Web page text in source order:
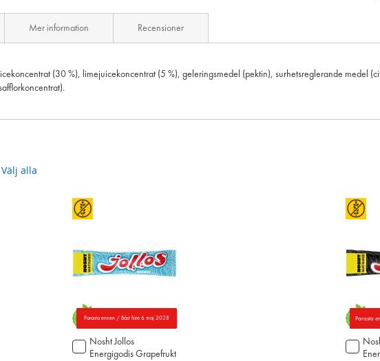
(30 %), limejuicekoncentrat (5 %), geleringsmedel (pektin), surhetsreglerande medel
Mer information Recensioner
Välj alla
Parasta ennen / Bäst före 6 maj 2028
Nosht Jollos
Energigodis Grapefrukt
Lägg
till
Parasta
Lägg
till